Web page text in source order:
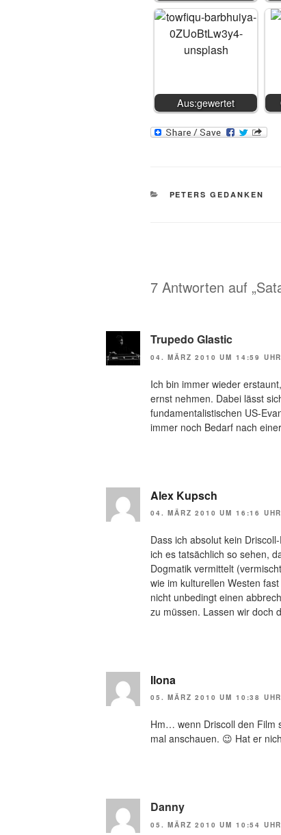
Aus:gewertet
KATEGORIEN
PETERS GEDANKEN
7 Antworten auf
Trupedo Glastic
04. MÄRZ 2010 UM 14:59 UHR
Ich bin immer wieder
ernst nehmen. Dabei lässt
fundamentalistischen US-
immer noch Bedarf nach
Alex Kupsch
04. MÄRZ 2010 UM 16:16 UHR
Dass ich absolut kein
ich es tatsächlich so sehen,
Dogmatik vermittelt
wie im kulturellen Westen
nicht unbedingt einen
zu müssen. Lassen wir doch
Ilona
05. MÄRZ 2010 UM 10:38 UHR
Hm… wenn Driscoll den Film
mal anschauen. 😉 Hat er
Danny
05. MÄRZ 2010 UM 10:54 UHR